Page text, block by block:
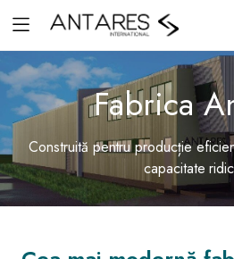
Fabrica
Construită pentru producție
capacitate